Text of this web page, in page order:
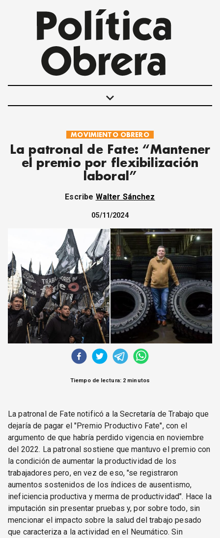
keyboard_arrow_down
POLÍTICAS
INTERNACIONALES
MOVIMIENTO OBRERO
MUJER
SOCIEDAD Y CULTURA
JUVENTUD
CORREO DE LECTORES
DEBATE
ARCHIVO
DECLARACIONES
OPINIÓN
ALTAMIRA RESPONDE
Política Obrera Revista
CONTACTO
MOVIMIENTO OBRERO
La patronal de Fate: “Mantener
el premio por flexibilización
laboral”
Escribe Walter Sánchez
05/11/2024
Tiempo de lectura: 2 minutos
La patronal de Fate notificó a la Secretaría de Trabajo que
dejaría de pagar el "Premio Productivo Fate", con el
argumento de que habría perdido vigencia en noviembre
del 2022. La patronal sostiene que mantuvo el premio con
la condición de aumentar la productividad de los
trabajadores pero, en vez de eso, "se registraron
aumentos sostenidos de los índices de ausentismo,
ineficiencia productiva y merma de productividad". Hace la
imputación sin presentar pruebas y, por sobre todo, sin
mencionar el impacto sobre la salud del trabajo pesado
que caracteriza a la actividad en el Neumático. Sin